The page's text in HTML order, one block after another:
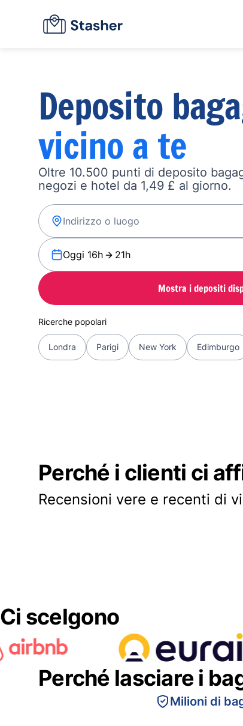
Deposito
vicino a te
Oltre 10.500 punti di deposito
negozi e hotel da 1,49 £ al giorno.
Oggi 16h 21h
Mostra i depositi
Ricerche popolari
Londra Parigi New York Edimburgo
Perché i clienti ci
Recensioni vere e recenti di
Ci scelgono
Perché lasciare i
Milioni di